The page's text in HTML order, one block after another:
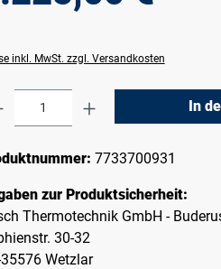
inkl. MwSt. zzgl. Versandkosten
Anzahl: Gib In
7733700931
zur Produktsicherheit:
Thermotechnik GmbH -
30-32
35576 Wetzlar